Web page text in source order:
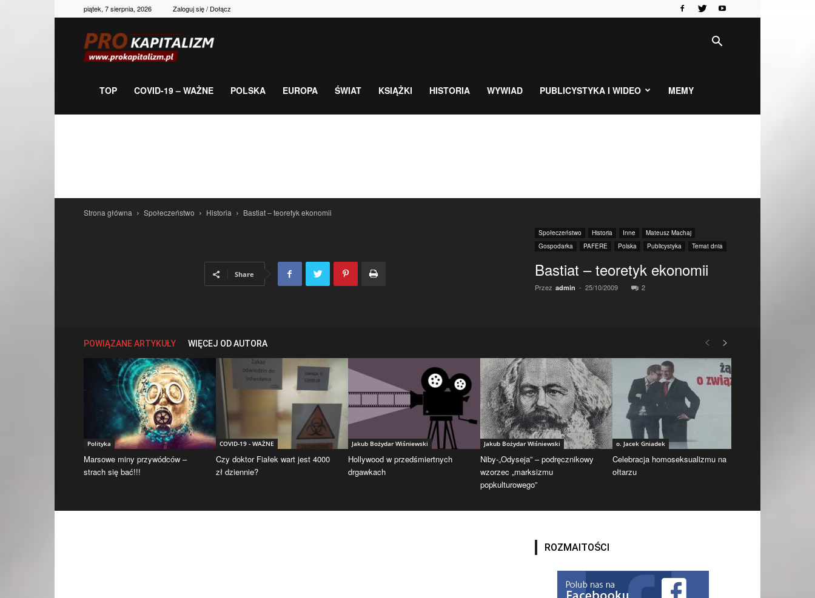
piątek, 7 sierpnia, 2026 Zaloguj się / Dołącz
gospodarka,
TOP COVID-19 – WAŻNE POLSKA EUROPA ŚWIAT KSIĄŻKI HISTORIA WYWIAD PUBLICYSTYKA I WIDEO MEMY
Strona główna Społeczeństwo Historia Bastiat – teoretyk ekonomii
Społeczeństwo Historia Inne
Mateusz Machaj
Gospodarka
PAFERE Polska Publicystyka Temat dnia
Bastiat – teoretyk ekonomii
Przez admin - 25/10/2009 2
Share
POWIĄZANE ARTYKUŁY WIĘCEJ OD AUTORA
Polityka
Marsowe miny przywódców –
strach się bać!!!
COVID-19 - WAŻNE
Czy doktor Fiałek wart jest 4000
zł dziennie?
Jakub Bożydar Wiśniewski
Hollywood w przedśmiertnych
drgawkach
Jakub Bożydar Wiśniewski
Niby-„Odyseja” – podręcznikowy
wzorzec „marksizmu
popkulturowego”
o. Jacek Gniadek
Celebracja homoseksualizmu na
ołtarzu
ROZMAITOŚCI